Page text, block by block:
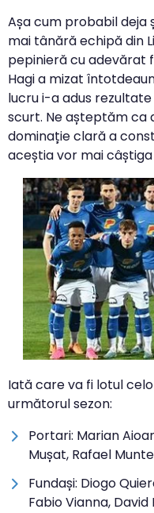
Așa cum probabil deja
mai tânără echipă din
pepinieră cu adevărat
Hagi a mizat
lucru i-a adus
scurt. Ne așteptăm ca
dominație clară a
aceștia vor mai
Iată care va fi lotul
următorul sezon:
Portari: Marian
Mușat, Rafael
Fundași: Diogo
Fabio Vianna, David